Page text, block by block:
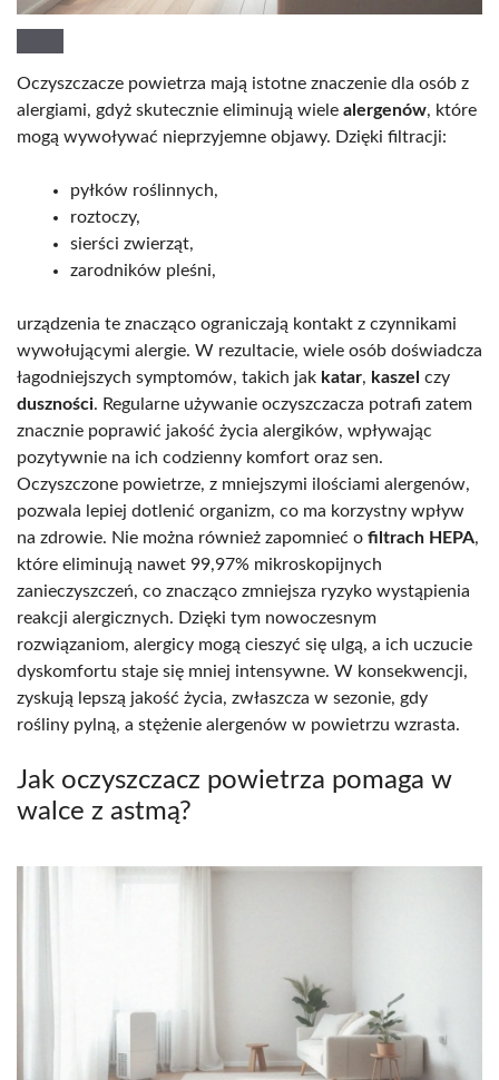
Oczyszczacze powietrza mają istotne znaczenie dla osób z
alergiami, gdyż skutecznie eliminują wiele alergenów, które
mogą wywoływać nieprzyjemne objawy. Dzięki filtracji:
pyłków roślinnych,
roztoczy,
sierści zwierząt,
zarodników pleśni,
urządzenia te znacząco ograniczają kontakt z czynnikami
wywołującymi alergie. W rezultacie, wiele osób doświadcza
łagodniejszych symptomów, takich jak katar, kaszel czy
duszności. Regularne używanie oczyszczacza potrafi zatem
znacznie poprawić jakość życia alergików, wpływając
pozytywnie na ich codzienny komfort oraz sen.
Oczyszczone powietrze, z mniejszymi ilościami alergenów,
pozwala lepiej dotlenić organizm, co ma korzystny wpływ
na zdrowie. Nie można również zapomnieć o filtrach HEPA,
które eliminują nawet 99,97% mikroskopijnych
zanieczyszczeń, co znacząco zmniejsza ryzyko wystąpienia
reakcji alergicznych. Dzięki tym nowoczesnym
rozwiązaniom, alergicy mogą cieszyć się ulgą, a ich uczucie
dyskomfortu staje się mniej intensywne. W konsekwencji,
zyskują lepszą jakość życia, zwłaszcza w sezonie, gdy
rośliny pylną, a stężenie alergenów w powietrzu wzrasta.
Jak oczyszczacz powietrza pomaga w
walce z astmą?